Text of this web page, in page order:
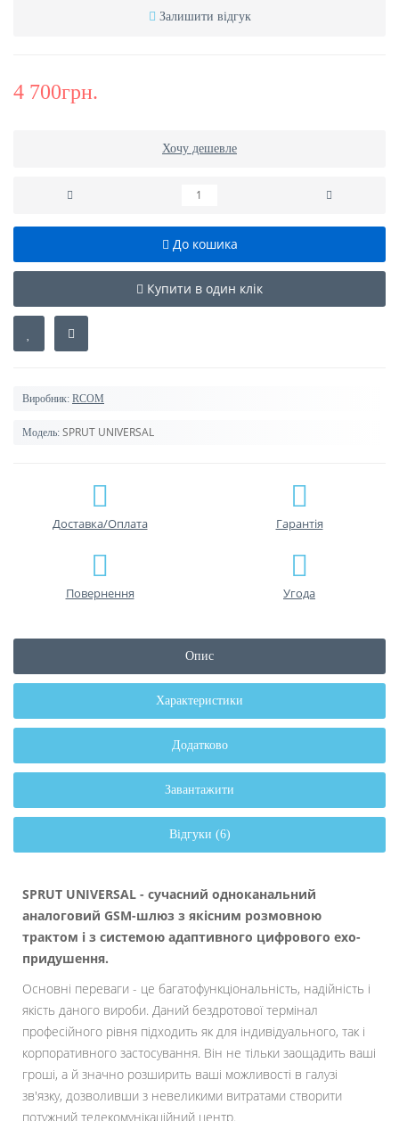
Залишити відгук
4 700грн.
Хочу дешевле
До кошика
Купити в один клік
Виробник: RCOM
Модель: SPRUT UNIVERSAL
Доставка/Оплата Гарантiя
Повернення Угода
Опис
Характеристики
Додатково
Завантажити
Відгуки (6)
SPRUT UNIVERSAL - сучасний одноканальний
аналоговий GSM-шлюз з якісним розмовною
трактом і з системою адаптивного цифрового ехо-
придушення.
Основні переваги - це багатофункціональність, надійність і
якість даного вироби. Даний бездротової термінал
професійного рівня підходить як для індивідуального, так і
корпоративного застосування. Він не тільки заощадить ваші
гроші, а й значно розширить ваші можливості в галузі
зв'язку, дозволивши з невеликими витратами створити
потужний телекомунікаційний центр.